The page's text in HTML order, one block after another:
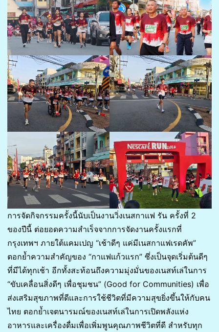
การจัดกิจกรรมครั้งนี้นับเป็นงานวิ่งเนสกาแฟ รัน ครั้งที่ 2
ของปีนี้ ต่อยอดความสำเร็จจากการจัดงานครั้งแรกที่
กรุงเทพฯ ภายใต้แคมเปญ “เช้าดีๆ แค่มีเนสกาแฟเรดคัพ”
ตอกย้ำความสำคัญของ “กาแฟแก้วแรก” ซึ่งเป็นจุดเริ่มต้นดีๆ
ที่มีได้ทุกเช้า อีกทั้งสะท้อนถึงความมุ่งมั่นของเนสท์เล่ในการ
“ขับเคลื่อนสิ่งดีๆ เพื่อชุมชน” (Good for Communities) เพื่อ
ส่งเสริมสุขภาพที่ดีและการใช้ชีวิตที่มีความสุขยิ่งขึ้นให้กับคน
ไทย ตอกย้ำเจตนารมณ์ของเนสท์เล่ในการเปิดพลังแห่ง
อาหารและเครื่องดื่มเพื่อเพิ่มพูนคุณภาพชีวิตที่ดี สำหรับทุก